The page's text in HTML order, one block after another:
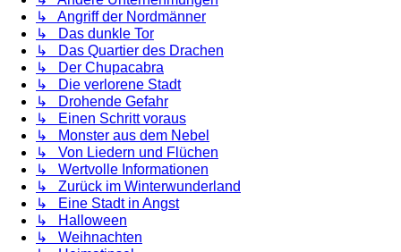
↳ Angriff der Nordmänner
↳ Das dunkle Tor
↳ Das Quartier des Drachen
↳ Der Chupacabra
↳ Die verlorene Stadt
↳ Drohende Gefahr
↳ Einen Schritt voraus
↳ Monster aus dem Nebel
↳ Von Liedern und Flüchen
↳ Wertvolle Informationen
↳ Zurück im Winterwunderland
↳ Eine Stadt in Angst
↳ Halloween
↳ Weihnachten